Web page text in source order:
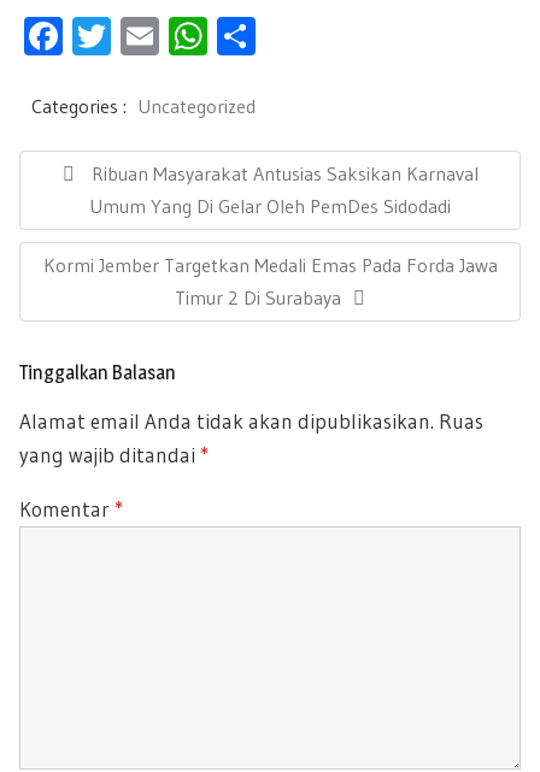
F
e
b
oo
k
T
tt
er
E
ail
W
at
s
A
p
p
e
Categories : Uncategorized
N
g
i
o
P
R
E
V
U
P
O
T
Ribuan Masyarakat Antusias Saksikan Karnaval
Umum Yang Di Gelar Oleh PemDes Sidodadi
N
X
O
S
:
Kormi Jember Targetkan Medali Emas Pada Forda Jawa
Timur 2 Di Surabaya
Tinggalkan Balasan
Alamat email Anda tidak akan dipublikasikan. Ruas
yang wajib ditandai *
Komentar *